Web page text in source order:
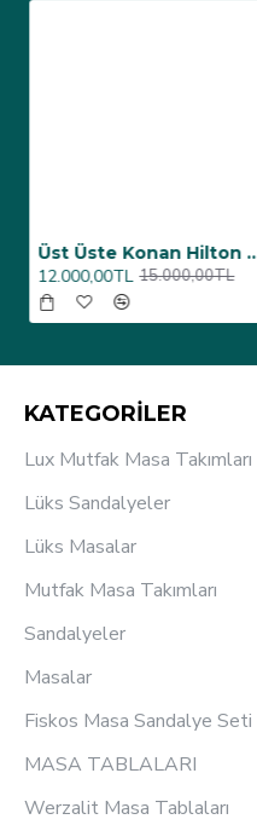
Üst Üste Konan Hilton Konferans Sandalye - (4 Adet)
12.000,00TL 15.000,00TL
KATEGORİLER
Lux Mutfak Masa Takımları
Lüks Sandalyeler
Lüks Masalar
Mutfak Masa Takımları
Sandalyeler
Masalar
Fiskos Masa Sandalye Seti
MASA TABLALARI
Werzalit Masa Tablaları